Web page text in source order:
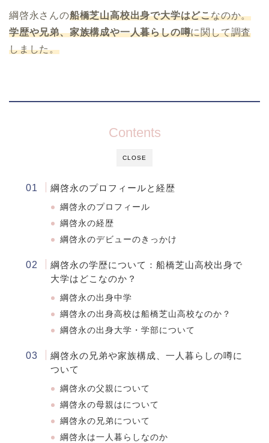
綱啓永 さんの船橋芝山高校出身で大学はどこなのか。
学歴や兄弟、家族構成や一人暮らしの噂に関して調査
しました。
CLOSE
Contents
綱啓永のプロフィールと経歴
綱啓永のプロフィール
綱啓永の経歴
綱啓永のデビューのきっかけ
綱啓永の学歴について：船橋芝山高校出身で
大学はどこなのか？
綱啓永の出身中学
綱啓永の出身高校は船橋芝山高校なのか？
綱啓永の出身大学・学部について
綱啓永の兄弟や家族構成、一人暮らしの噂に
ついて
綱啓永の父親について
綱啓永の母親はについて
綱啓永の兄弟について
綱啓永は一人暮らしなのか